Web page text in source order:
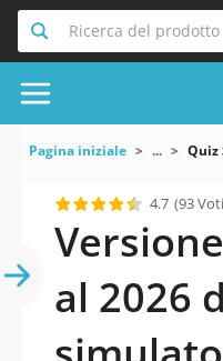
Ricerca del prodotto
Pagina iniziale ... Quiz
4.7 (93
al 2026